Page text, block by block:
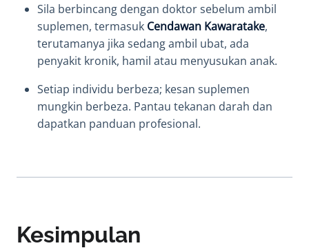
Sila berbincang dengan doktor sebelum ambil
suplemen, termasuk Cendawan Kawaratake,
terutamanya jika sedang ambil ubat, ada
penyakit kronik, hamil atau menyusukan anak.
Setiap individu berbeza; kesan suplemen
mungkin berbeza. Pantau tekanan darah dan
dapatkan panduan profesional.
Kesimpulan